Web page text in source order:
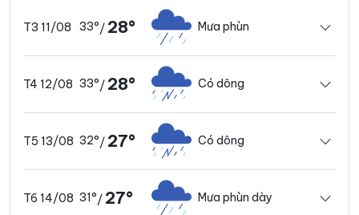
T3 11/08 33°/ 28° Mưa phùn
T4 12/08 33°/ 28° Có dông
T5 13/08 32°/ 27° Có dông
T6 14/08 31°/ 27° Mưa phùn dày